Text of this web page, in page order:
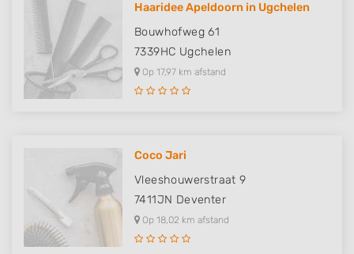
Haaridee Apeldoorn in Ugchelen
Bouwhofweg 61
7339HC Ugchelen
Op 17,97 km afstand
Coco Jari
Vleeshouwerstraat 9
7411JN Deventer
Op 18,02 km afstand